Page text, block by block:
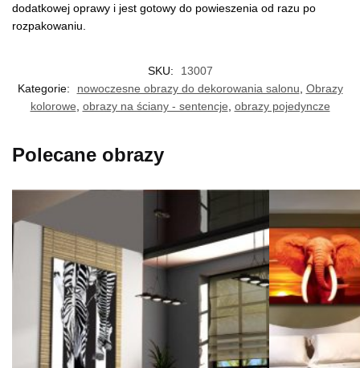
dodatkowej oprawy i jest gotowy do powieszenia od razu po
rozpakowaniu.
SKU:
13007
Kategorie:
nowoczesne obrazy do dekorowania salonu Obrazy
kolorowe obrazy na ściany - sentencje obrazy pojedyncze
Polecane obrazy